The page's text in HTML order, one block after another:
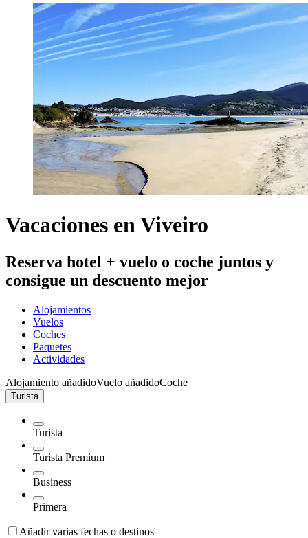
Vacaciones en Viveiro
Reserva hotel + vuelo o coche juntos y
consigue un descuento mejor
Alojamientos
Vuelos
Coches
Paquetes
Actividades
Alojamiento añadidoVuelo añadidoCoche
Turista
Turista
Turista Premium
Business
Primera
Añadir varias fechas o destinos